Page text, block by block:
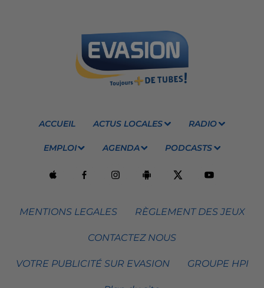
ACCUEIL ACTUS LOCALES RADIO
EMPLOI AGENDA PODCASTS
MENTIONS LEGALES RÈGLEMENT DES JEUX
CONTACTEZ NOUS
VOTRE PUBLICITÉ SUR EVASION GROUPE HPI